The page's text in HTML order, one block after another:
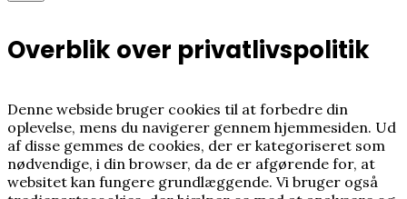
Overblik over privatlivspolitik
Denne webside bruger cookies til at forbedre din
oplevelse, mens du navigerer gennem hjemmesiden. Ud
af disse gemmes de cookies, der er kategoriseret som
nødvendige, i din browser, da de er afgørende for, at
websitet kan fungere grundlæggende. Vi bruger også